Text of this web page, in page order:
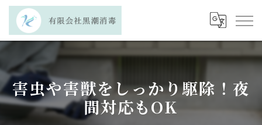
害虫や害獣をしっかり駆除！夜
間対応もOK